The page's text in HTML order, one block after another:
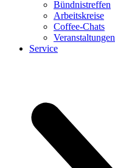
Bündnistreffen
Arbeitskreise
Coffee-Chats
Veranstaltungen
Service